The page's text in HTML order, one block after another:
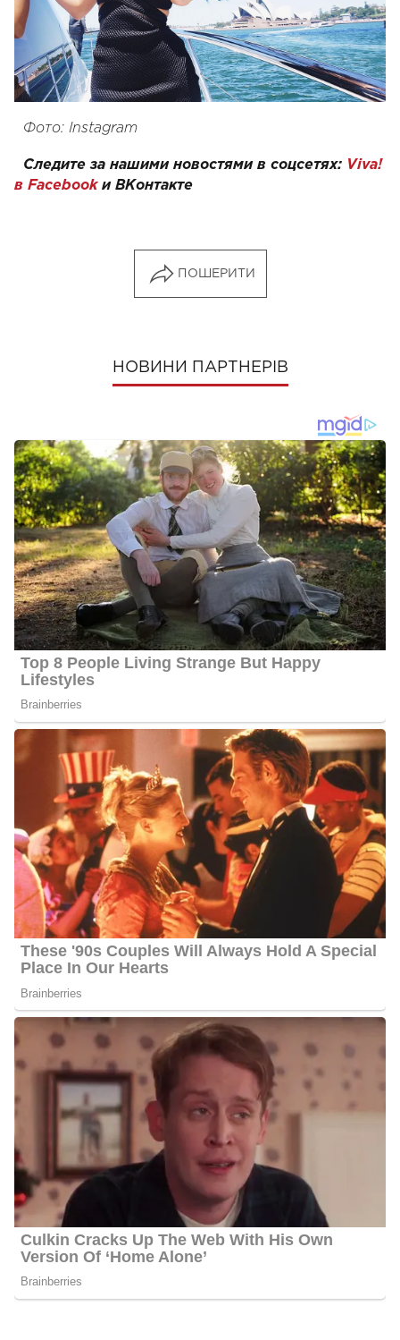
Фото: Instagram
Следите за нашими новостями в соцсетях: Viva!
в Facebookи ВКонтакте
ПОШЕРИТИ
НОВИНИ ПАРТНЕРІВ